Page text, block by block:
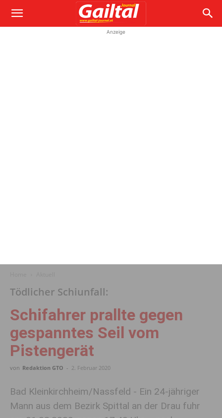
Anzeige
Tödlicher Schiunfall:
Schifahrer prallte gegen
gespanntes Seil vom
Pistengerät
von Redaktion GTO - 2. Februar 2020
Bad Kleinkirchheim/Nassfeld - Ein 24-jähriger
Mann aus dem Bezirk Spittal an der Drau fuhr